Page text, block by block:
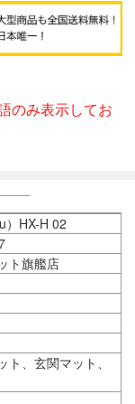
のみ表示してお
）HX-H 02
ト旗艦店
ト、玄関マット、